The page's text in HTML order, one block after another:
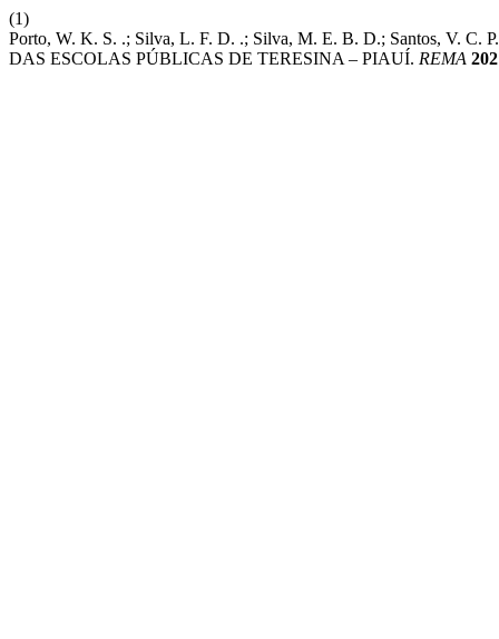
(1)
Porto, W. K. S. .; Silva, L. F. D. .; Silva, M. E. B. D.; Santos, V.
DAS ESCOLAS PÚBLICAS DE TERESINA – PIAUÍ. REMA